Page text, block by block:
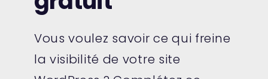
Vous voulez savoir ce qui freine
la visibilité de votre site